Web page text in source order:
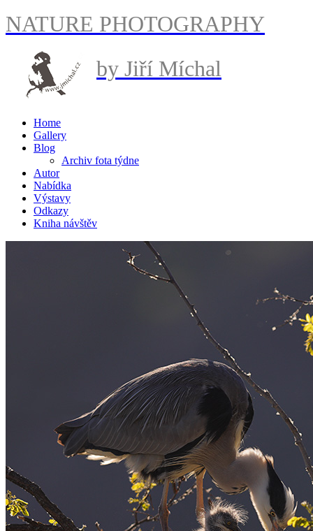
NATURE PHOTOGRAPHY
by Jiří Míchal
Home
Gallery
Blog
Archiv fota týdne
Autor
Nabídka
Výstavy
Odkazy
Kniha návštěv